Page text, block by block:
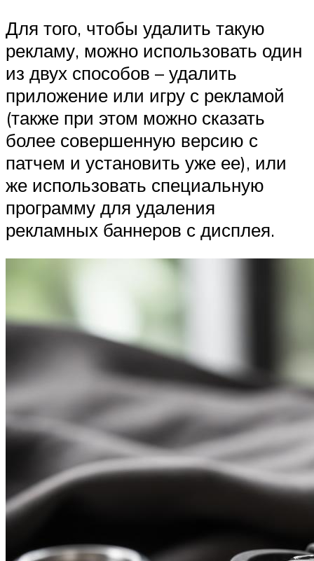
Для того, чтобы удалить такую
рекламу, можно использовать один
из двух способов – удалить
приложение или игру с рекламой
(также при этом можно сказать
более совершенную версию с
патчем и установить уже ее), или
же использовать специальную
программу для удаления
рекламных баннеров с дисплея.